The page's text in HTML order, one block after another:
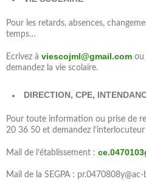
Pour les retards, absences,
temps…
Ecrivez à viescojml@gmail.com ou
demandez la vie scolaire.
DIRECTION, CPE,
Pour toute information ou prise de
20 36 50 et demandez
Mail de l’établissement :
Mail de la SEGPA :